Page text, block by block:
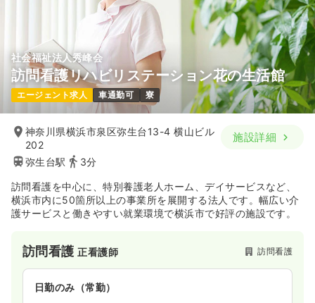
社会福祉法人秀峰会
訪問看護リハビリステーション花の生活館
エージェント求人 車通勤可 寮
神奈川県横浜市泉区弥生台13-4 横山ビル
202
弥生台駅
3分
施設詳細
訪問看護を中心に、特別養護老人ホーム、デイサービスなど、
横浜市内に50箇所以上の事業所を展開する法人です。幅広い介
護サービスと働きやすい就業環境で横浜市で好評の施設です。
訪問看護正看護師 訪問看護
日勤のみ（常勤）